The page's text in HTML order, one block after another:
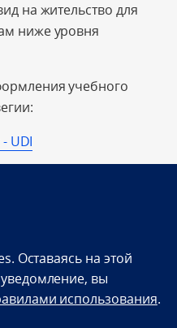
на жительство для
ниже уровня
учебного
UDI
Оставаясь на этой
вы
использования.